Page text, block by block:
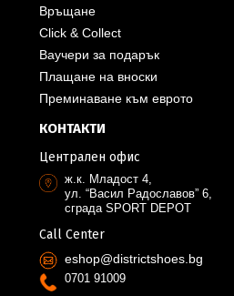
Връщане
Click & Collect
Ваучери за подарък
Плащане на вноски
Преминаване към еврото
КОНТАКТИ
Централен офис
ж.к. Младост 4,
ул. “Васил Радославов” 6,
сграда SPORT DEPOT
Call Center
eshop@districtshoes.bg
0701 91009